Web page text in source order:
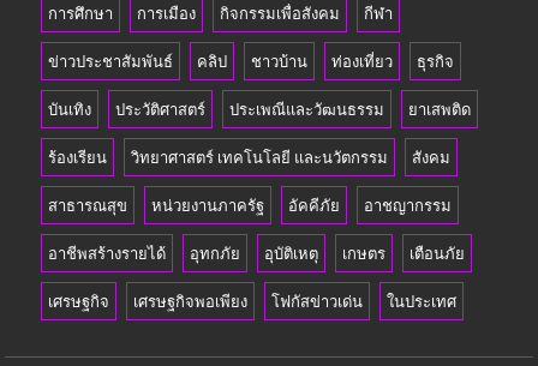
การศึกษา การเมือง กิจกรรมเพื่อสังคม กีฬา
ข่าวประชาสัมพันธ์ คลิป ชาวบ้าน ท่องเที่ยว ธุรกิจ
บันเทิง ประวัติศาสตร์ ประเพณีและวัฒนธรรม ยาเสพติด
ร้องเรียน วิทยาศาสตร์ เทคโนโลยี และนวัตกรรม สังคม
สาธารณสุข หน่วยงานภาครัฐ อัคคีภัย อาชญากรรม
อาชีพสร้างรายได้ อุทกภัย อุบัติเหตุ เกษตร เตือนภัย
เศรษฐกิจ เศรษฐกิจพอเพียง โฟกัสข่าวเด่น ในประเทศ